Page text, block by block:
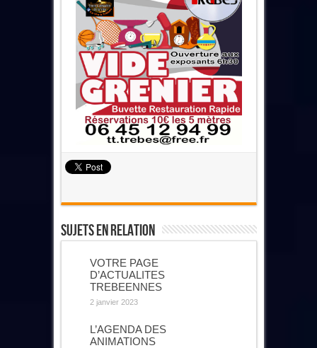
Sujets En Relation
VOTRE PAGE
D’ACTUALITES
TREBEENNES
2 janvier 2023
L’AGENDA DES
ANIMATIONS